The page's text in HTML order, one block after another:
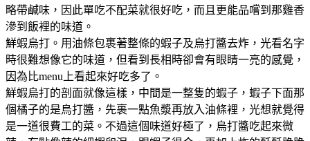
略帶鹹味，因此單吃不配菜就很好吃，而且更能品嚐到那雞香
滲到飯裡的味道。
鮮蝦烏打。用油條包裹著整條的蝦子及烏打醬去炸，光看名字
時很難想像它的味道，但看到長相時卻會有眼睛一亮的感覺，
因為比menu上看起來好吃多了。
鮮蝦烏打的剖面就像這樣，中間是一整隻的蝦子，蝦子下面那
個橘子的是烏打醬，先裹一點魚漿再放入油條裡，光想就覺得
是一道很費工的菜。不過這個味道好極了，烏打醬吃起來微